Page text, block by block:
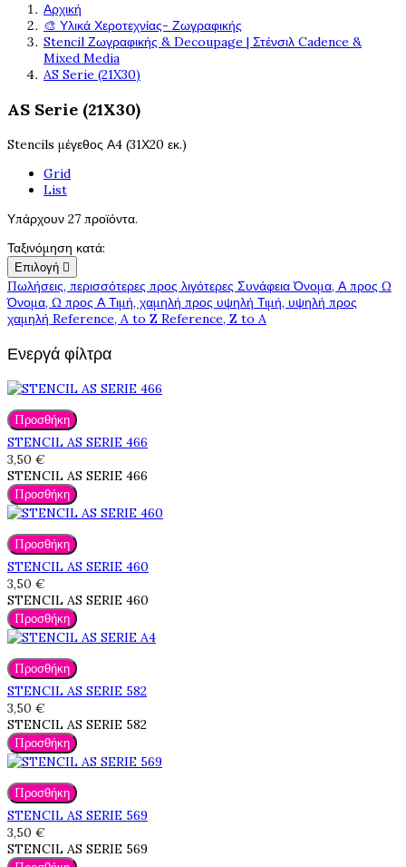
Αρχική
🎨 Υλικά Χεροτεχνίας- Ζωγραφικής
Stencil Ζωγραφικής & Decoupage | Στένσιλ Cadence &
Mixed Media
AS Serie (21X30)
AS Serie (21X30)
Stencils μέγεθος Α4 (31Χ20 εκ.)
Grid
List
Υπάρχουν 27 προϊόντα.
Ταξινόμηση κατά:
Επιλογή 
Πωλήσεις, περισσότερες προς λιγότερες ΣυνάφειαΌνομα, Α προς Ω
Όνομα, Ω προς ΑΤιμή, χαμηλή προς υψηλή Τιμή, υψηλή προς
χαμηλή Reference, A to Z Reference, Z to A
Ενεργά φίλτρα
Προσθήκη
STENCIL AS SERIE 466
3,50 €
STENCIL AS SERIE 466
Προσθήκη
Προσθήκη
STENCIL AS SERIE 460
3,50 €
STENCIL AS SERIE 460
Προσθήκη
Προσθήκη
STENCIL AS SERIE 582
3,50 €
STENCIL AS SERIE 582
Προσθήκη
Προσθήκη
STENCIL AS SERIE 569
3,50 €
STENCIL AS SERIE 569